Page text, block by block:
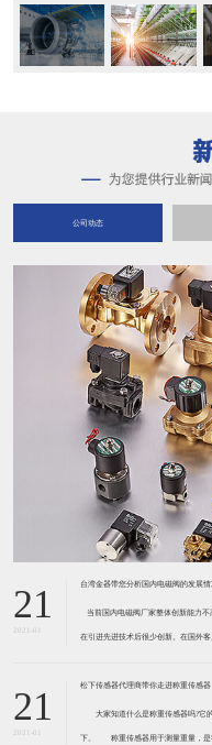
公司动态
21
2021-01
台湾金器带您分析国内电磁阀的发展情
当前国内电磁阀厂家整体创新能力
在引进先进技术后很少创新。在国外
21
2021-01
松下传感器代理商带你走进称重传感器
大家知道什么是称重传感器吗?它的
下。 称重传感器用于测量重量，是